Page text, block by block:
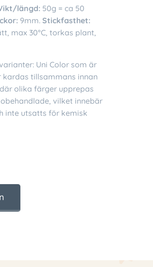
längd: 50g = ca 50
9mm. Stickfasthet:
max 30°C, torkas plant,
Uni Color som är
tillsammans innan
olika färger upprepas
vilket innebär
inte utsatts för kemisk